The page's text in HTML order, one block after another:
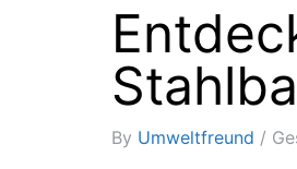
By Umweltfreund